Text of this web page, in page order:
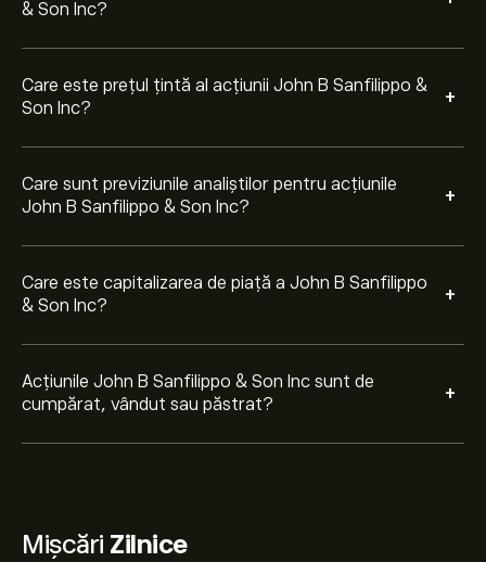
& Son Inc?
Care este prețul țintă al acțiunii John B Sanfilippo &
Son Inc?
+
Care sunt previziunile analiștilor pentru acțiunile
John B Sanfilippo & Son Inc?
+
Care este capitalizarea de piață a John B Sanfilippo
& Son Inc?
+
Acțiunile John B Sanfilippo & Son Inc sunt de
cumpărat, vândut sau păstrat?
+
Mișcări Zilnice